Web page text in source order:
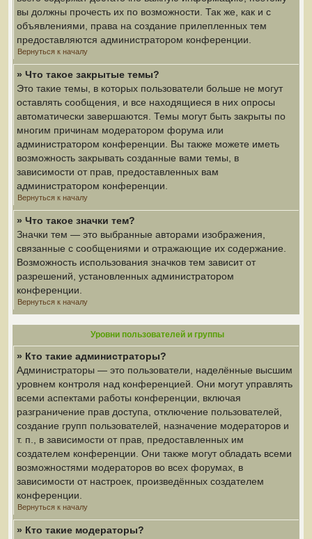
вы должны прочесть их по возможности. Так же, как и с
объявлениями, права на создание прилепленных тем
предоставляются администратором конференции.
Вернуться к началу
» Что такое закрытые темы?
Это такие темы, в которых пользователи больше не могут
оставлять сообщения, и все находящиеся в них опросы
автоматически завершаются. Темы могут быть закрыты по
многим причинам модератором форума или
администратором конференции. Вы также можете иметь
возможность закрывать созданные вами темы, в
зависимости от прав, предоставленных вам
администратором конференции.
Вернуться к началу
» Что такое значки тем?
Значки тем — это выбранные авторами изображения,
связанные с сообщениями и отражающие их содержание.
Возможность использования значков тем зависит от
разрешений, установленных администратором
конференции.
Вернуться к началу
Уровни пользователей и группы
» Кто такие администраторы?
Администраторы — это пользователи, наделённые высшим
уровнем контроля над конференцией. Они могут управлять
всеми аспектами работы конференции, включая
разграничение прав доступа, отключение пользователей,
создание групп пользователей, назначение модераторов и
т. п., в зависимости от прав, предоставленных им
создателем конференции. Они также могут обладать всеми
возможностями модераторов во всех форумах, в
зависимости от настроек, произведённых создателем
конференции.
Вернуться к началу
» Кто такие модераторы?